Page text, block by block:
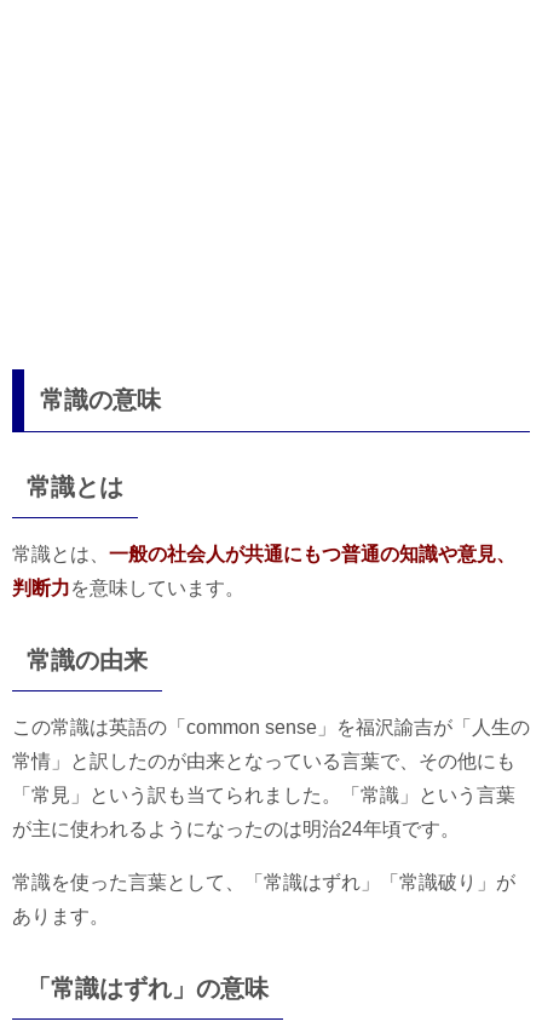
常識の意味
常識とは
常識とは、 一般の社会人が共通にもつ普通の知識や意見、
判断力を意味しています。
常識の由来
この常識は英語の「common sense」を福沢諭吉が「人生の
常情」と訳したのが由来となっている言葉で、その他にも
「常見」という訳も当てられました。「常識」という言葉
が主に使われるようになったのは明治24年頃です。
常識を使った言葉として、「常識はずれ」「常識破り」が
あります。
「常識はずれ」の意味